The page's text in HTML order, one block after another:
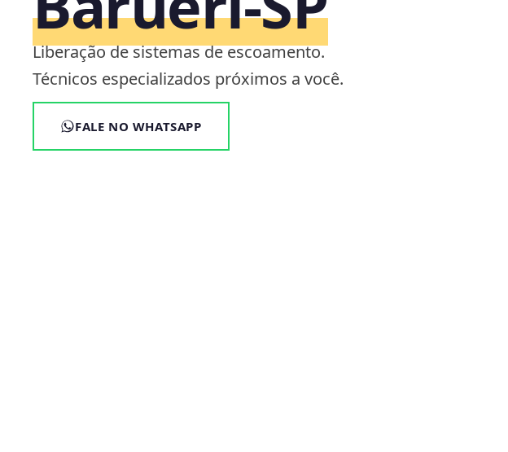
Liberação de sistemas de escoamento.
Técnicos especializados próximos a você.
FALE NO WHATSAPP